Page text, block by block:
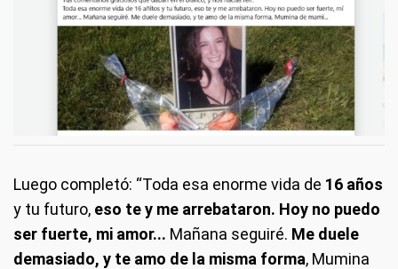
Luego completó: “Toda esa enorme vida de 16 años
y tu futuro, eso te y me arrebataron. Hoy no puedo
ser fuerte, mi amor... Mañana seguiré. Me duele
demasiado, y te amo de la misma forma, Mumina